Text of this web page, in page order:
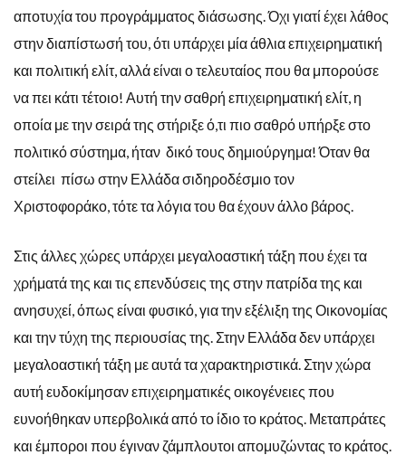
αποτυχία του προγράμματος διάσωσης. Όχι γιατί έχει λάθος
στην διαπίστωσή του, ότι υπάρχει μία άθλια επιχειρηματική
και πολιτική ελίτ, αλλά είναι ο τελευταίος που θα μπορούσε
να πει κάτι τέτοιο! Αυτή την σαθρή επιχειρηματική ελίτ, η
οποία με την σειρά της στήριξε ό,τι πιο σαθρό υπήρξε στο
πολιτικό σύστημα, ήταν δικό τους δημιούργημα! Όταν θα
στείλει πίσω στην Ελλάδα σιδηροδέσμιο τον
Χριστοφοράκο, τότε τα λόγια του θα έχουν άλλο βάρος.
Στις άλλες χώρες υπάρχει μεγαλοαστική τάξη που έχει τα
χρήματά της και τις επενδύσεις της στην πατρίδα της και
ανησυχεί, όπως είναι φυσικό, για την εξέλιξη της Οικονομίας
και την τύχη της περιουσίας της. Στην Ελλάδα δεν υπάρχει
μεγαλοαστική τάξη με αυτά τα χαρακτηριστικά. Στην χώρα
αυτή ευδοκίμησαν επιχειρηματικές οικογένειες που
ευνοήθηκαν υπερβολικά από το ίδιο το κράτος. Μεταπράτες
και έμποροι που έγιναν ζάμπλουτοι απομυζώντας το κράτος.